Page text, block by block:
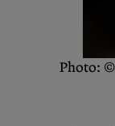
Photo: